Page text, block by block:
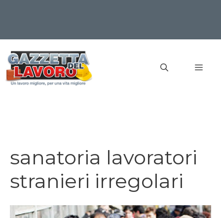
contenuto
sanatoria lavoratori
stranieri irregolari